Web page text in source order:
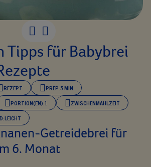
Tipps für Babybrei
REZEPT PREP:5 MIN
PORTION(EN):1
ZWISCHENMAHLZEIT
LEICHT
Getreidebrei für
6. Monat